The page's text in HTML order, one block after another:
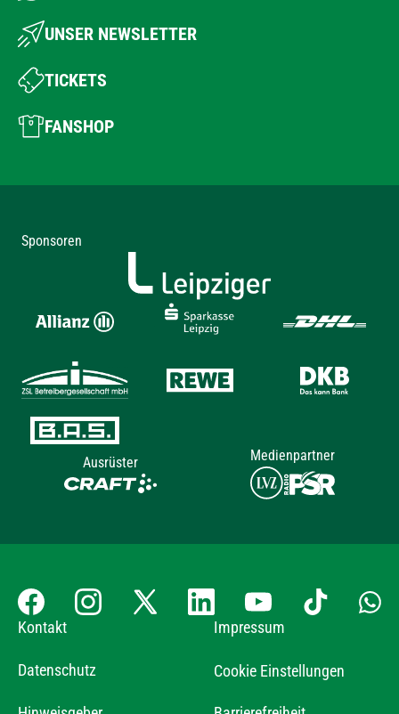
UNSER NEWSLETTER
TICKETS
FANSHOP
Sponsoren
Ausrüster Medienpartner
Kontakt Impressum
Datenschutz Cookie Einstellungen